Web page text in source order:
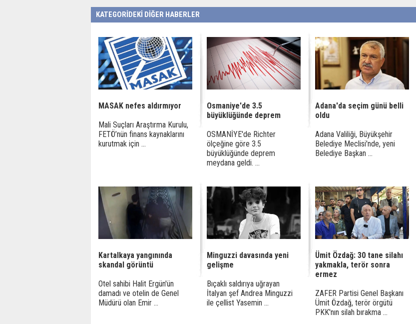
KATEGORİDEKİ DİĞER HABERLER
MASAK nefes aldırmıyor
Mali Suçları Araştırma Kurulu,
FETÖ’nün finans kaynaklarını
kurutmak için ...
Osmaniye'de 3.5
büyüklüğünde deprem
OSMANİYE'de Richter
ölçeğine göre 3.5
büyüklüğünde deprem
meydana geldi. ...
Adana'da seçim günü belli
oldu
Adana Valiliği, Büyükşehir
Belediye Meclisi'nde, yeni
Belediye Başkan ...
Kartalkaya yangınında
skandal görüntü
Otel sahibi Halit Ergün'ün
damadı ve otelin de Genel
Müdürü olan Emir ...
Minguzzi davasında yeni
gelişme
Bıçaklı saldırıya uğrayan
İtalyan şef Andrea Minguzzi
ile çellist Yasemin ...
Ümit Özdağ: 30 tane silahı
yakmakla, terör sonra
ermez
ZAFER Partisi Genel Başkanı
Ümit Özdağ, terör örgütü
PKK'nın silah bırakma ...